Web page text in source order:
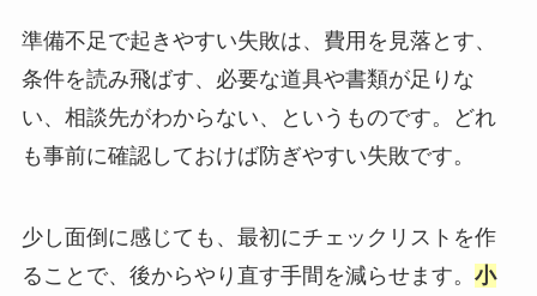
準備不足で起きやすい失敗は、費用を見落とす、
条件を読み飛ばす、必要な道具や書類が足りな
い、相談先がわからない、というものです。どれ
も事前に確認しておけば防ぎやすい失敗です。
少し面倒に感じても、最初にチェックリストを作
ることで、後からやり直す手間を減らせます。 小